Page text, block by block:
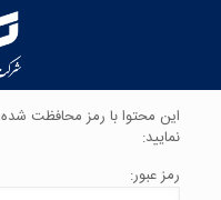
این محتوا با رمز محافظت
نمایید:
رمز عبور: